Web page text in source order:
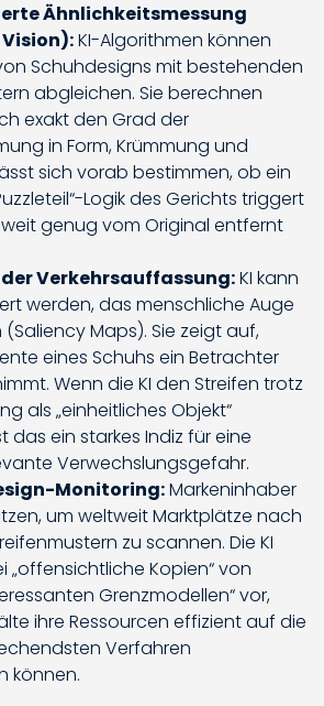
Ähnlichkeitsmessung
KI-Algorithmen können
Schuhdesigns mit bestehenden
abgleichen. Sie berechnen
exakt den Grad der
in Form, Krümmung und
sich vorab bestimmen, ob ein
Logik des Gerichts triggert
genug vom Original entfernt
Verkehrsauffassung:KI kann
werden, das menschliche Auge
(Saliency Maps). Sie zeigt auf,
eines Schuhs ein Betrachter
Wenn die KI den Streifen trotz
als „einheitliches Objekt“
das ein starkes Indiz für eine
Verwechslungsgefahr.
Monitoring:Markeninhaber
um weltweit Marktplätze nach
zu scannen. Die KI
„offensichtliche Kopien“ von
Grenzmodellen“ vor,
ihre Ressourcen effizient auf die
Verfahren
können.